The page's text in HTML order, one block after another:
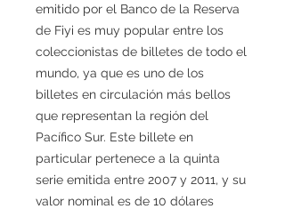
emitido por el Banco de la Reserva
de Fiyi es muy popular entre los
coleccionistas de billetes de todo el
mundo, ya que es uno de los
billetes en circulación más bellos
que representan la región del
Pacífico Sur. Este billete en
particular pertenece a la quinta
serie emitida entre 2007 y 2011, y su
valor nominal es de 10 dólares